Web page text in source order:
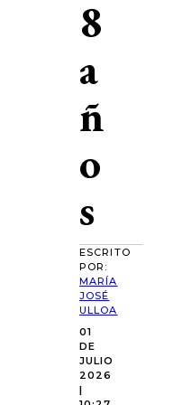
8
a
ñ
o
s
ESCRITO
POR:
MARÍA
JOSÉ
ULLOA
01
DE
JULIO
2026
|